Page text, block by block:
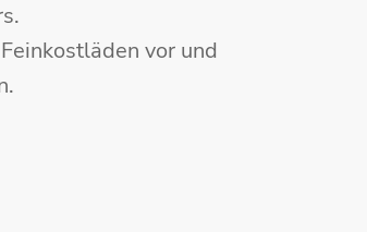
vor und